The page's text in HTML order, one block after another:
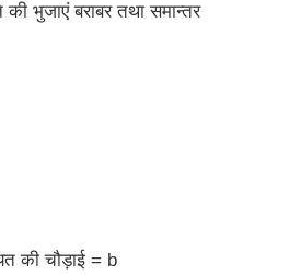
भुजाएं बराबर तथा समान्तर
की चौड़ाई = b